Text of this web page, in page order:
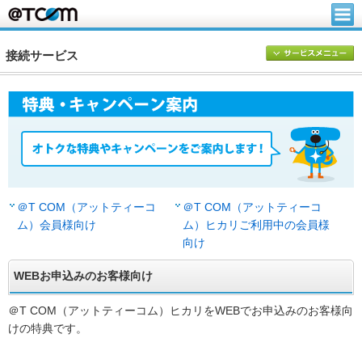
接続サービス
＠T COM（アットティーコ
ム）会員様向け
＠T COM（アットティーコ
ム）ヒカリご利用中の会員様
向け
WEBお申込みのお客様向け
＠T COM（アットティーコム）ヒカリをWEBでお申込みのお客様向
けの特典です。